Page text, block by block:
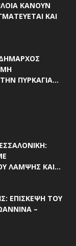
ΚΆΝΟΥΝ
ΚΑΙ
ΠΥΡΚΑΓΙΆ...
ΛΆΜΨΗΣ ΚΑΙ...
ΕΠΊΣΚΕΨΗ ΤΟΥ
–